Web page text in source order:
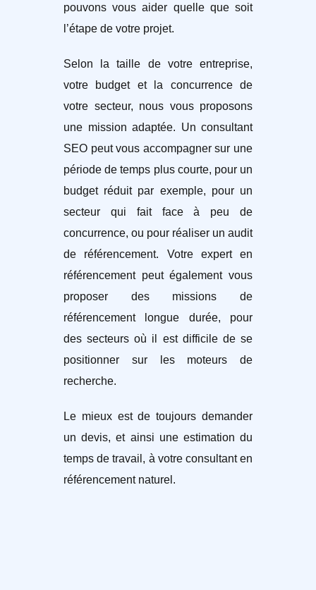
pouvons vous aider quelle que soit
l’étape de votre projet.
Selon la taille de votre entreprise,
votre budget et la concurrence de
votre secteur, nous vous proposons
une mission adaptée. Un consultant
SEO peut vous accompagner sur une
période de temps plus courte, pour un
budget réduit par exemple, pour un
secteur qui fait face à peu de
concurrence, ou pour réaliser un audit
de référencement. Votre expert en
référencement peut également vous
proposer des missions de
référencement longue durée, pour
des secteurs où il est difficile de se
positionner sur les moteurs de
recherche.
Le mieux est de toujours demander
un devis, et ainsi une estimation du
temps de travail, à votre consultant en
référencement naturel.